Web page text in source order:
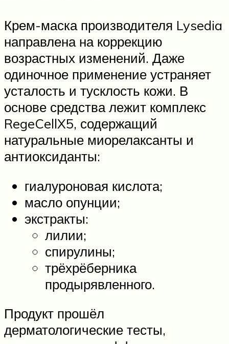
Крем-маска производителя Lysedia
направлена на коррекцию
возрастных изменений. Даже
одиночное применение устраняет
усталость и тусклость кожи. В
основе средства лежит комплекс
RegeCellX5, содержащий
натуральные миорелаксанты и
антиоксиданты:
гиалуроновая кислота;
масло опунции;
экстракты:
лилии;
спирулины;
трёхрёберника
продырявленного.
Продукт прошёл
дерматологические тесты,